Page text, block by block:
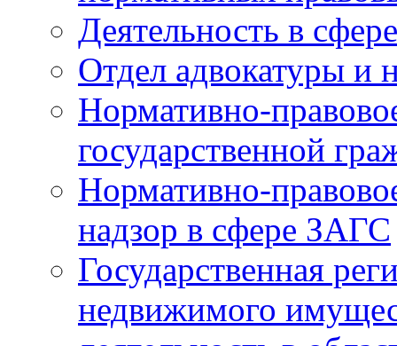
Деятельность в
Отдел адвокатуры и
Нормативно-
государственной
Нормативно-
надзор в сфере ЗАГС
Государственная
недвижимого